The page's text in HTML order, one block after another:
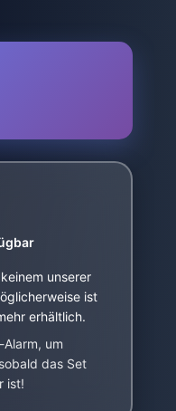
unserer
ist
erhältlich.
um
das Set
ist!